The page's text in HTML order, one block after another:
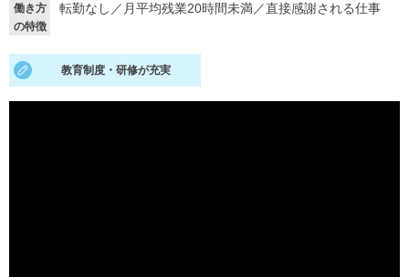
就活ノウハウ・サポート
就活支援
就活ノウハウが満載！
働き方
の特徴
転勤なし ／ 月平均残業20時間未満／直接感謝される仕事
教育制度・研修が充実